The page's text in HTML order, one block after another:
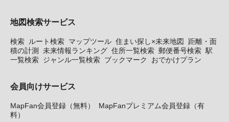
地図検索サービス
検索 ルート検索 マップツール 住まい探し×未来地図
距離・面
積の計測
未来情報ランキング 住所一覧検索 郵便番号検索 駅
一覧検索 ジャンル一覧検索 ブックマーク おでかけプラン
会員向けサービス
MapFan会員登録（無料）
MapFanプレミアム会員登録（有
料）